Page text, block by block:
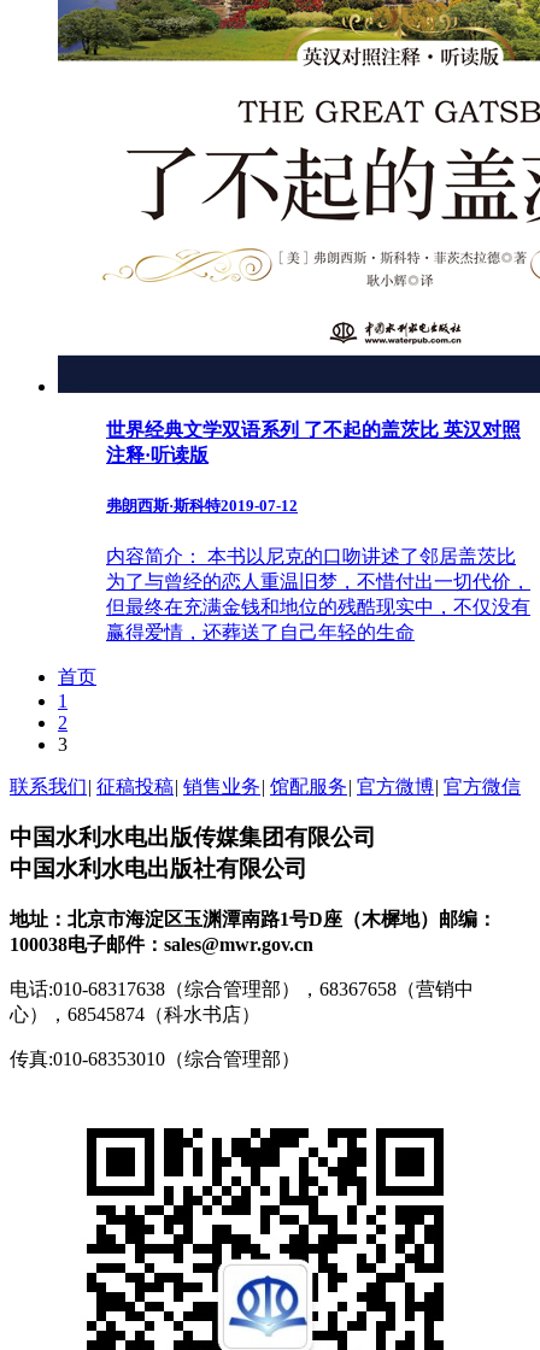
世界经典文学双语系列 了不起的盖茨比 英汉对照
注释·听读版
弗朗西斯·斯科特2019-07-12
内容简介： 本书以尼克的口吻讲述了邻居盖茨比
为了与曾经的恋人重温旧梦，不惜付出一切代价，
但最终在充满金钱和地位的残酷现实中，不仅没有
赢得爱情，还葬送了自己年轻的生命
首页
1
2
3
联系我们| 征稿投稿| 销售业务| 馆配服务| 官方微博| 官方微信
中国水利水电出版传媒集团有限公司
中国水利水电出版社有限公司
地址：北京市海淀区玉渊潭南路1号D座（木樨地） 邮编：
100038电子邮件：sales@mwr.gov.cn
电话:010-68317638（综合管理部），68367658（营销中
心），68545874（科水书店）
传真:010-68353010（综合管理部）